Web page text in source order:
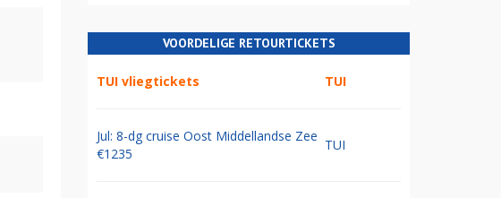
VOORDELIGE RETOURTICKETS
TUI vliegtickets TUI
Jul: 8-dg cruise Oost Middellandse Zee
€1235
TUI